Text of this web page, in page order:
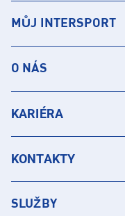
MŮJ INTERSPORT
O NÁS
KARIÉRA
KONTAKTY
SLUŽBY